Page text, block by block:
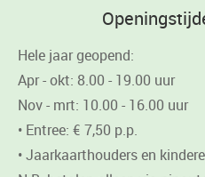
Hele jaar geopend:
Apr - okt: 8.00 - 19.00 uur
Nov - mrt: 10.00 - 16.00 uur
• Entree: € 7,50 p.p.
• Jaarkaarthouders en